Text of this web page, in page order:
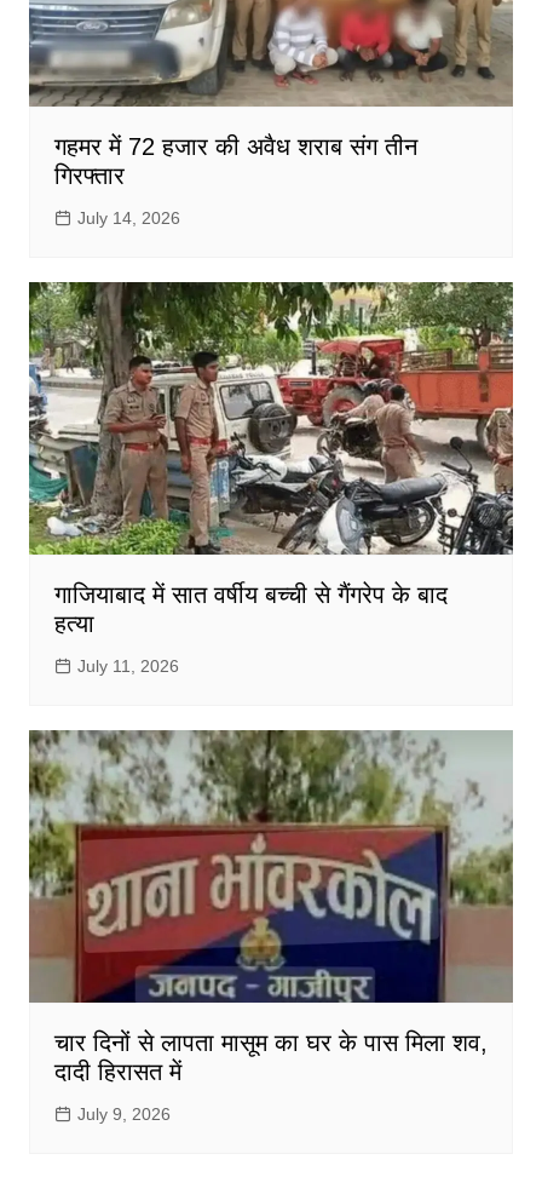
गहमर में 72 हजार की अवैध शराब संग तीन
गिरफ्तार
July 14, 2026
गाजियाबाद में सात वर्षीय बच्ची से गैंगरेप के बाद
हत्या
July 11, 2026
चार दिनों से लापता मासूम का घर के पास मिला शव,
दादी हिरासत में
July 9, 2026